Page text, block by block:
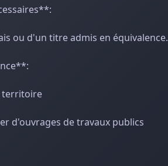
ou d'un titre admis en équivalence.
territoire
d'ouvrages de travaux publics